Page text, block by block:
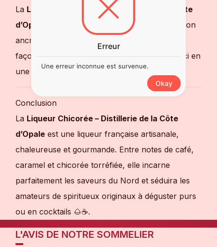
La Liqueur Chicorée de la Distillerie de la Côte
d’Opale
est appréciée pour son originalité et son
ancrage régional. Elle propose une nouvelle
façon de découvrir la chicorée, transformée ici en
une liqueur artisanale élégante et gourmande.
Conclusion
La Liqueur Chicorée – Distillerie de la Côte
d’Opale est une liqueur française artisanale,
chaleureuse et gourmande. Entre notes de café,
caramel et chicorée torréfiée, elle incarne
parfaitement les saveurs du Nord et séduira les
amateurs de spiritueux originaux à déguster purs
ou en cocktails 🌰☕.
L'AVIS DE NOTRE SOMMELIER
Erreur
Une erreur inconnue est survenue.
Okay